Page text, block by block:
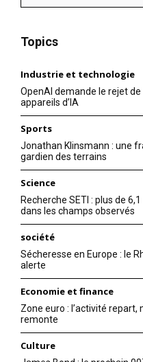
Topics
Industrie et technologie
OpenAI demande le rejet de
appareils d’IA
Sports
Jonathan Klinsmann : une
gardien des terrains
Science
Recherche SETI : plus de
dans les champs observés
société
Sécheresse en Europe : le
alerte
Economie et finance
Zone euro : l’activité repart,
remonte
Culture